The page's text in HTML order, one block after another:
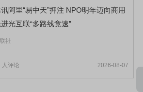
阿里“易中天”押注 NPO明年迈向商用
光互联“多路线竞速”
社
人评论 2026-08-07